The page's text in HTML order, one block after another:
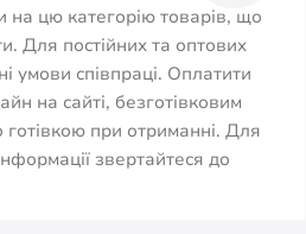
на цю категорію товарів, що
Для постійних та оптових
умови співпраці. Оплатити
на сайті, безготівковим
при отриманні. Для
звертайтеся до